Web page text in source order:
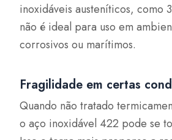
inoxidáveis austeníticos, como
não é ideal para uso em
corrosivos ou marítimos.
Fragilidade em certas
Quando não tratado
o aço inoxidável 422 pode se